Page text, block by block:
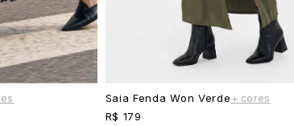
Saia Fenda Won Verde + cores
R$ 179